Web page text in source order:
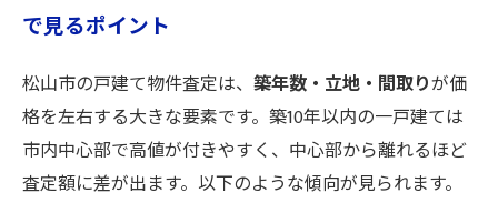
で見るポイント
松山市の戸建て物件査定は、 築年数・立地・間取りが価
格を左右する大きな要素です。築10年以内の一戸建ては
市内中心部で高値が付きやすく、中心部から離れるほど
査定額に差が出ます。以下のような傾向が見られます。